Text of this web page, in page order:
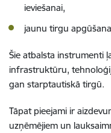
ieviešanai,
jaunu tirgu
Šie atbalsta instrumenti
infrastruktūru,
gan starptautiskā tirgū.
Tāpat pieejami ir
uzņēmējiem un